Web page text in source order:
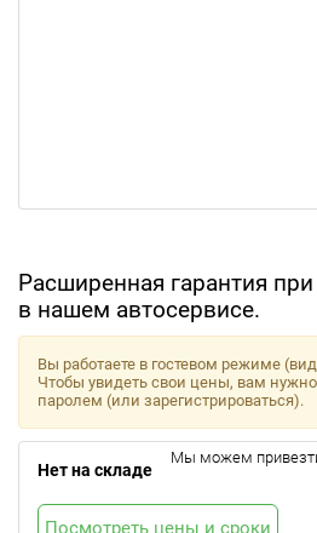
Расширенная гарантия
в нашем автосервисе.
Вы работаете в гостевом режиме
Чтобы увидеть свои цены, вам
паролем (или зарегистрироваться).
Нет на складе
Мы можем
Посмотреть цены и сроки